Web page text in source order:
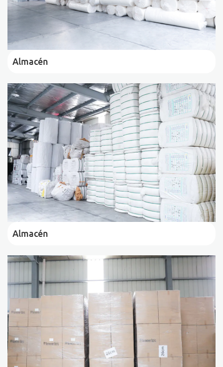
Almacén
Almacén